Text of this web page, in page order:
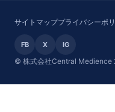
サイトマッププライバシーポ
FB X IG
© 株式会社Central Medience